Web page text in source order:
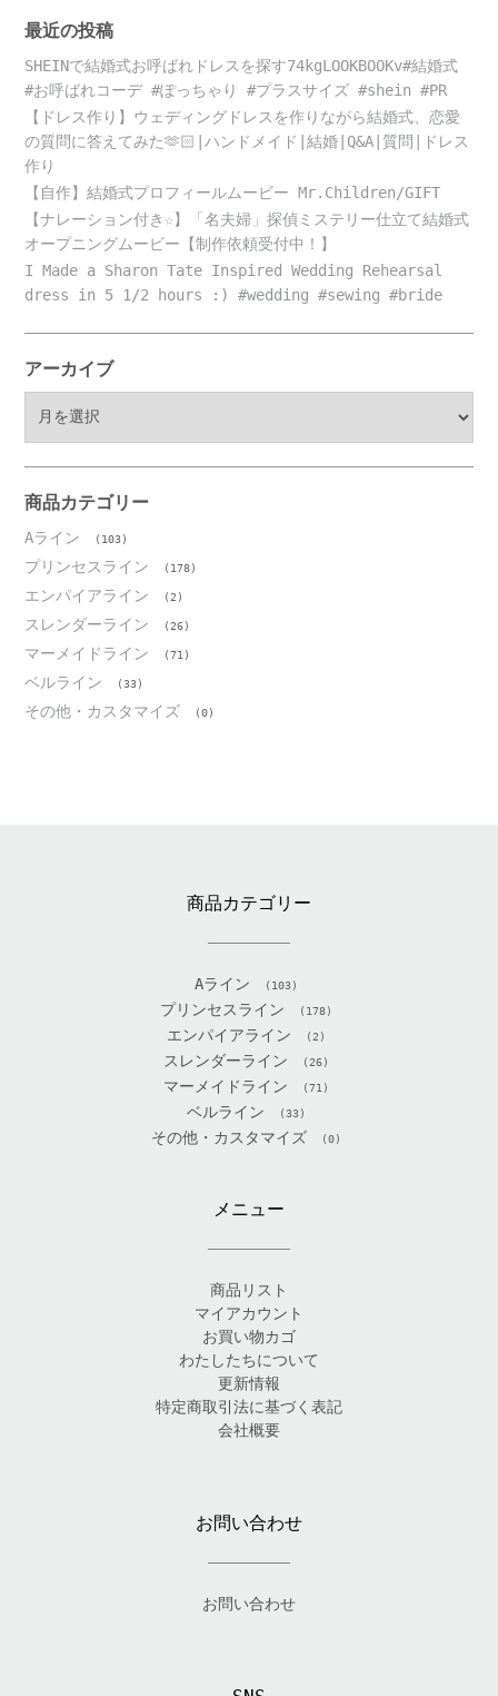
最近の投稿
SHEINで結婚式お呼ばれドレスを探す74kgLOOKBOOKv#結婚式
#お呼ばれコーデ #ぽっちゃり #プラスサイズ #shein #PR
【ドレス作り】ウェディングドレスを作りながら結婚式、恋愛
の質問に答えてみた🫶🏻|ハンドメイド|結婚|Q&A|質問|ドレス
作り
【自作】結婚式プロフィールムービー Mr.Children/GIFT
【ナレーション付き☆】「名夫婦」探偵ミステリー仕立て結婚式
オープニングムービー【制作依頼受付中！】
I Made a Sharon Tate Inspired Wedding Rehearsal
dress in 5 1/2 hours :) #wedding #sewing #bride
アーカイブ
ブ
商品カテゴリー
Aライン (103)
プリンセスライン (178)
エンパイアライン (2)
スレンダーライン (26)
マーメイドライン (71)
ベルライン (33)
その他・カスタマイズ (0)
商品カテゴリー
Aライン (103)
プリンセスライン (178)
エンパイアライン (2)
スレンダーライン (26)
マーメイドライン (71)
ベルライン (33)
その他・カスタマイズ (0)
メニュー
商品リスト
マイアカウント
お買い物カゴ
わたしたちについて
更新情報
特定商取引法に基づく表記
会社概要
お問い合わせ
お問い合わせ